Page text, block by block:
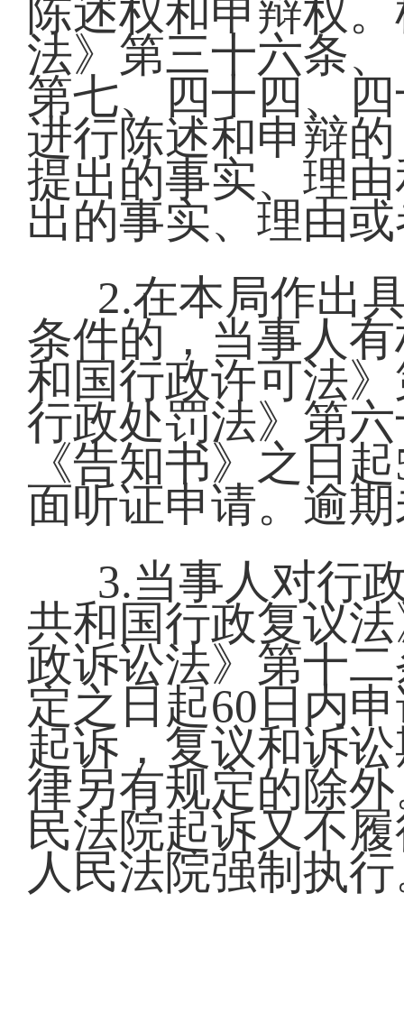
陈述权和申辩权
法》第三十六条
第七、四十四、
进行陈述和申辩
提出的事实、理
出的事实、理由
2.在本局作出
条件的，当事人
和国行政许可法
行政处罚法》第
《告知书》之日
面听证申请。逾
3.当事人对行
共和国行政复议
政诉讼法》第十
定之日起60日内
起诉，复议和诉
律另有规定的除
民法院起诉又不
人民法院强制执